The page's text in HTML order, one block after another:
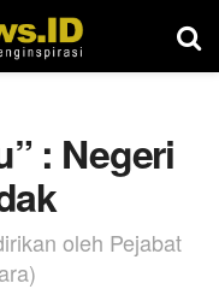
: Negeri
oleh Pejabat